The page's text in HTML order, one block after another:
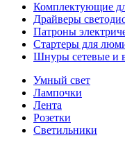
Комплектующие
Драйверы
Патроны
Стартеры для
Шнуры сетевые и
Умный свет
Лампочки
Лента
Розетки
Светильники